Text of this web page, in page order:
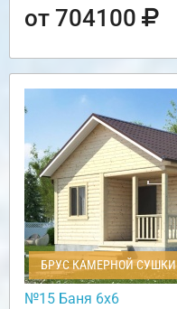
от 704100
БРУС КАМЕРНОЙ СУШКИ
№15 Баня 6х6